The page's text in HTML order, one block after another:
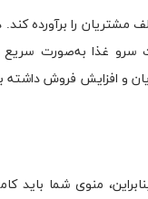
را برآورده کند.
سرو غذا به‌صورت سریع
و افزایش فروش داشته
منوی شما باید